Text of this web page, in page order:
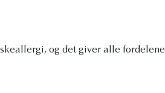
og det giver alle fordelene